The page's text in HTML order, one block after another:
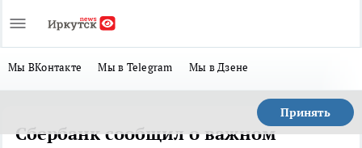
Мы ВКонтакте Мы в Telegram Мы в Дзене
Принять
Сбербанк сообщил о важном